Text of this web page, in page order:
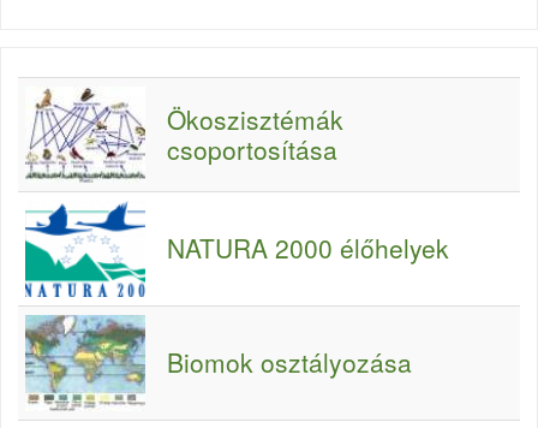
Ökoszisztémák
csoportosítása
NATURA 2000 élőhelyek
Biomok osztályozása